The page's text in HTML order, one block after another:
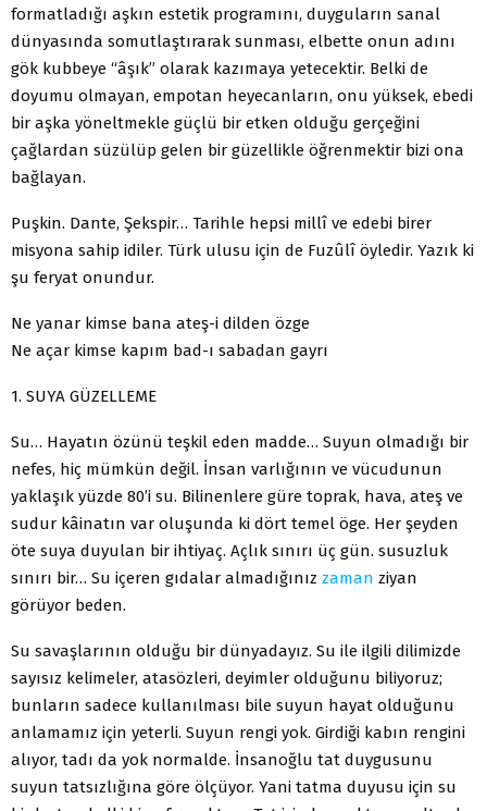
formatladığı aşkın estetik programını, duyguların sanal
dünyasında somutlaştırarak sunması, elbette onun adını
gök kubbeye “âşık” olarak kazımaya yetecektir. Belki de
doyumu olmayan, empotan heyecanların, onu yüksek, ebedi
bir aşka yöneltmekle güçlü bir etken olduğu gerçeğini
çağlardan süzülüp gelen bir güzellikle öğrenmektir bizi ona
bağlayan.
Puşkin. Dante, Şekspir… Tarihle hepsi millî ve edebi birer
misyona sahip idiler. Türk ulusu için de Fuzûlî öyledir. Yazık ki
şu feryat onundur.
Ne yanar kimse bana ateş-i dilden özge
Ne açar kimse kapım bad-ı sabadan gayrı
1. SUYA GÜZELLEME
Su… Hayatın özünü teşkil eden madde… Suyun olmadığı bir
nefes, hiç mümkün değil. İnsan varlığının ve vücudunun
yaklaşık yüzde 80’i su. Bilinenlere güre toprak, hava, ateş ve
sudur kâinatın var oluşunda ki dört temel öge. Her şeyden
öte suya duyulan bir ihtiyaç. Açlık sınırı üç gün. susuzluk
sınırı bir… Su içeren gıdalar almadığınız zaman ziyan
görüyor beden.
Su savaşlarının olduğu bir dünyadayız. Su ile ilgili dilimizde
sayısız kelimeler, atasözleri, deyimler olduğunu biliyoruz;
bunların sadece kullanılması bile suyun hayat olduğunu
anlamamız için yeterli. Suyun rengi yok. Girdiği kabın rengini
alıyor, tadı da yok normalde. İnsanoğlu tat duygusunu
suyun tatsızlığına göre ölçüyor. Yani tatma duyusu için su